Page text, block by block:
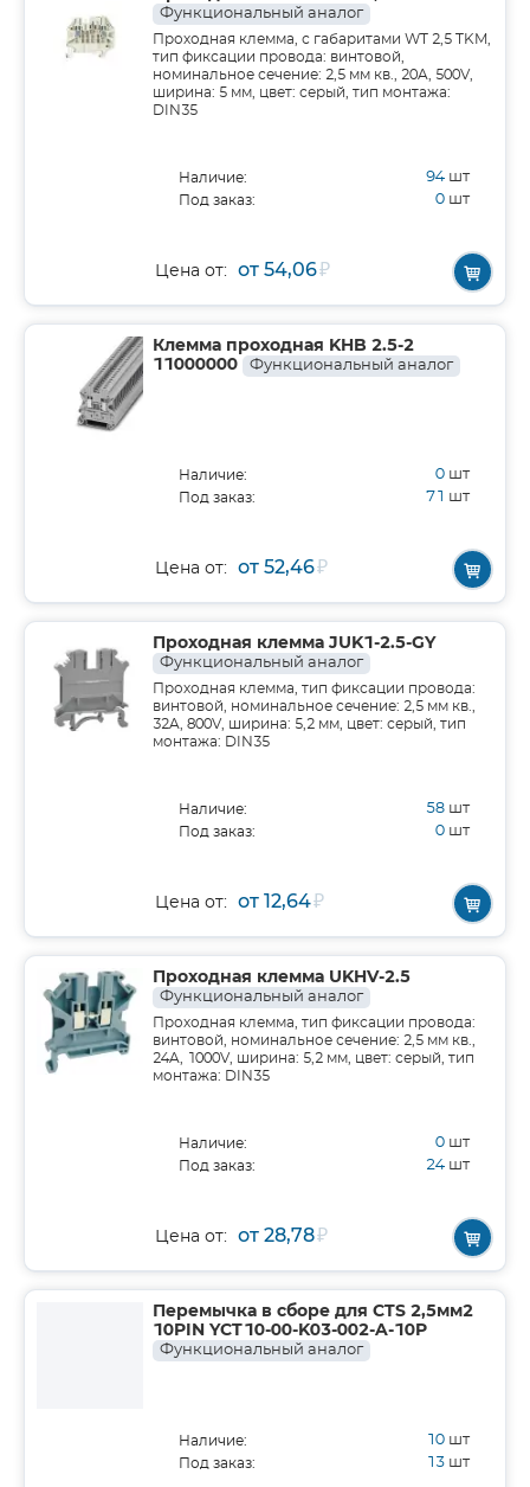
Функциональный аналог
Проходная клемма, с габаритами WT 2,5 TKM,
тип фиксации провода: винтовой,
номинальное сечение: 2,5 мм кв., 20A, 500V,
ширина: 5 мм, цвет: серый, тип монтажа:
DIN35
Наличие: 94 шт
Под заказ: 0 шт
Цена от: от 54,06₽
Клемма проходная KHB 2.5-2
11000000
Функциональный аналог
Наличие: 0 шт
Под заказ: 71 шт
Цена от: от 52,46₽
Проходная клемма JUK1-2.5-GY
Функциональный аналог
Проходная клемма, тип фиксации провода:
винтовой, номинальное сечение: 2,5 мм кв.,
32A, 800V, ширина: 5,2 мм, цвет: серый, тип
монтажа: DIN35
Наличие: 58 шт
Под заказ: 0 шт
Цена от: от 12,64₽
Проходная клемма UKHV-2.5
Функциональный аналог
Проходная клемма, тип фиксации провода:
винтовой, номинальное сечение: 2,5 мм кв.,
24A, 1000V, ширина: 5,2 мм, цвет: серый, тип
монтажа: DIN35
Наличие: 0 шт
Под заказ: 24 шт
Цена от: от 28,78₽
Перемычка в сборе для CTS 2,5мм2
10PIN YCT10-00-K03-002-A-10P
Функциональный аналог
Наличие: 10 шт
Под заказ: 13 шт